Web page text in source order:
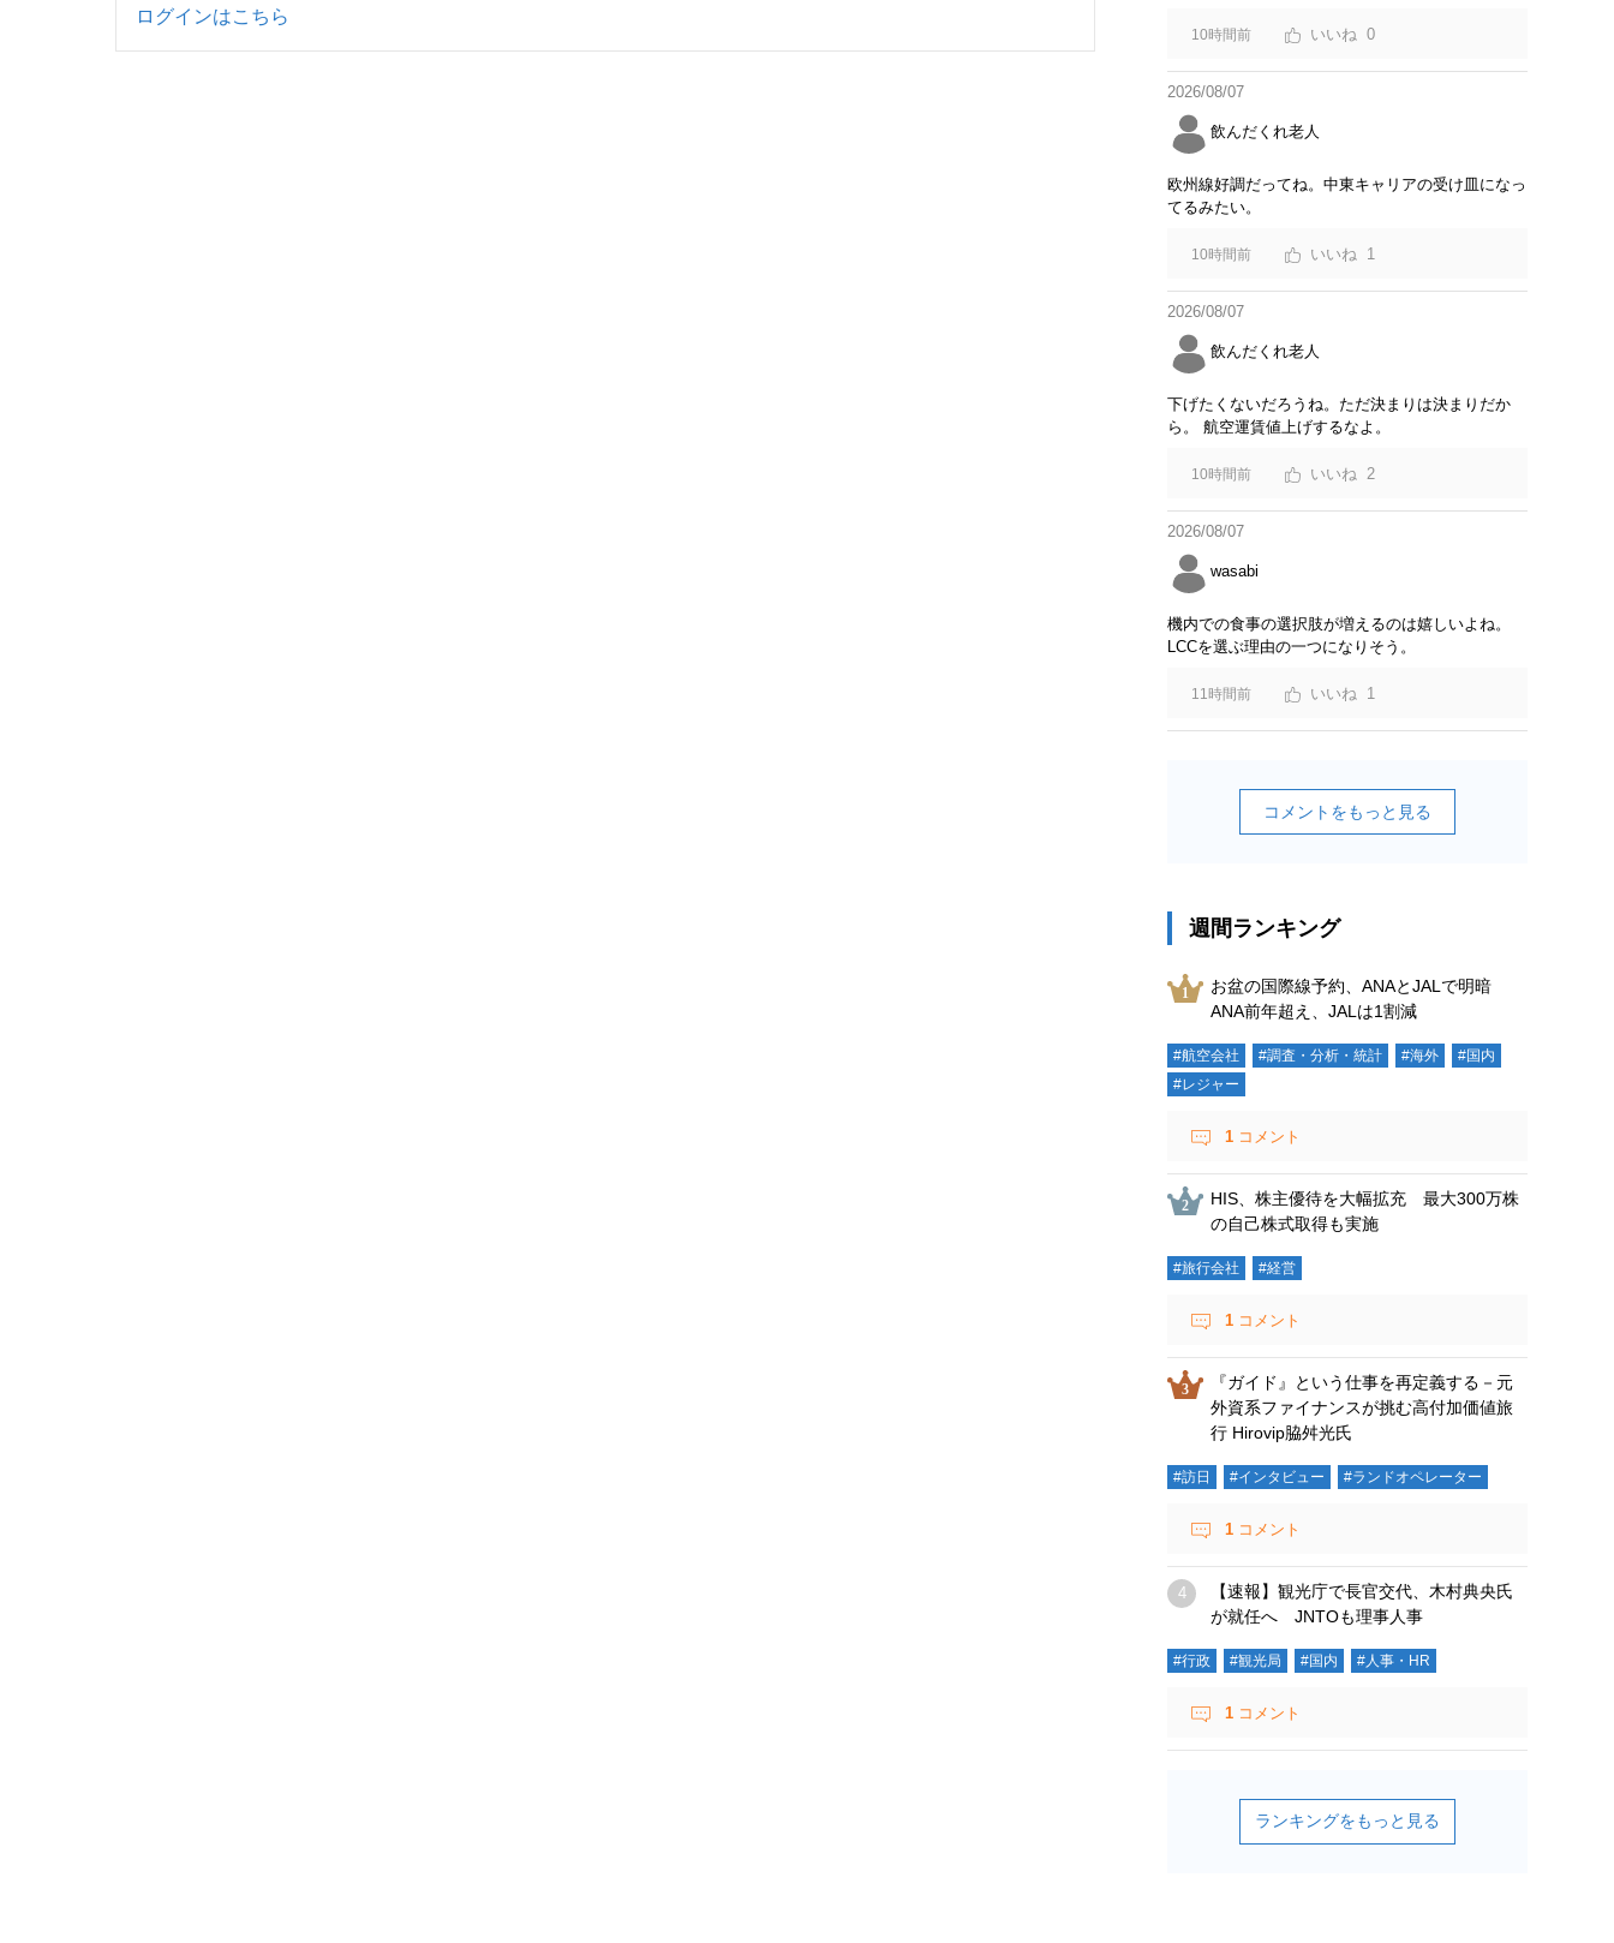
ログインはこちら
10時間前 0
2026/08/07
飲んだくれ老人
欧州線好調だってね。中東キャリアの受け皿になっ
てるみたい。
10時間前 1
2026/08/07
飲んだくれ老人
下げたくないだろうね。ただ決まりは決まりだか
ら。 航空運賃値上げするなよ。
10時間前 2
2026/08/07
wasabi
機内での食事の選択肢が増えるのは嬉しいよね。
LCCを選ぶ理由の一つになりそう。
11時間前 1
コメントをもっと見る
週間ランキング
お盆の国際線予約、ANAとJALで明暗
ANA前年超え、JALは1割減
#航空会社 #調査・分析・統計 #海外
#国内
#レジャー
1 コメント
HIS、株主優待を大幅拡充 最大300万株
の自己株式取得も実施
#旅行会社 #経営
1 コメント
『ガイド』という仕事を再定義する－元
外資系ファイナンスが挑む高付加価値旅
行 Hirovip脇舛光氏
#訪日 #インタビュー #ランドオペレーター
1 コメント
【速報】観光庁で長官交代、木村典央氏
が就任へ JNTOも理事人事
#行政 #観光局 #国内 #人事・HR
1 コメント